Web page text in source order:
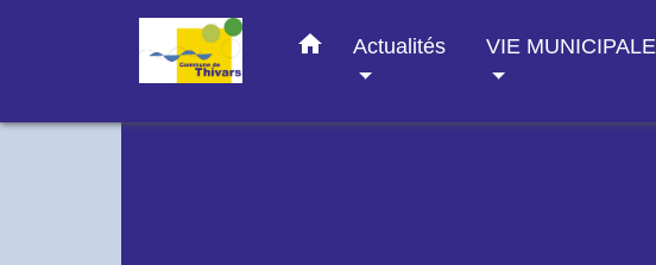
home Actualités VIE MUNICIPALE